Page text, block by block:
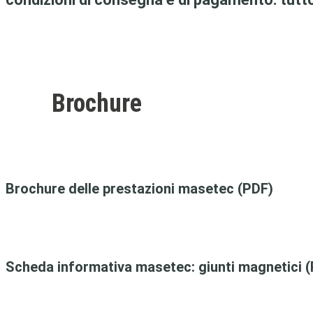
Brochure
Brochure delle prestazioni masetec (PDF)
Scheda informativa masetec: giunti magnetici